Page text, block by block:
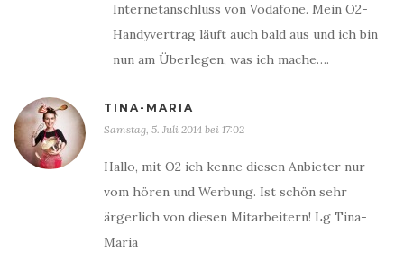
Internetanschluss von Vodafone. Mein O2-
Handyvertrag läuft auch bald aus und ich bin
nun am Überlegen, was ich mache….
TINA-MARIA
Samstag, 5. Juli 2014 bei 17:02
Hallo, mit O2 ich kenne diesen Anbieter nur
vom hören und Werbung. Ist schön sehr
ärgerlich von diesen Mitarbeitern! Lg Tina-
Maria